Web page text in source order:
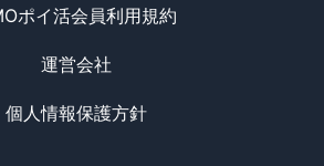
ポイ活会員利用規約
運営会社
個人情報保護方針